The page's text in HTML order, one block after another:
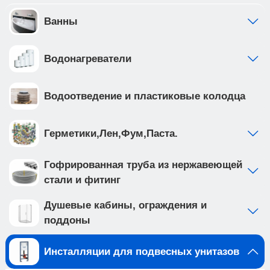
стали с антикоррозийным покрытием, что
обеспечивает надежность и долговечность
спокойствие и комфорт в вашем доме на долгие
Создайте идеальную ванную комнату с
комплектом сантехники, который включает
IB.BLA.231.1B1) и клавишу смыва INOX-C цвета
вороненая сталь, нержавеющая сталь (арт.
IB.B011.008.000 ). Подвесной унитаз с системой
смыва TORNADO выполнен из белого фарфора,
TORNADO на 20% эфективнее других смывов •
чаша с технологией антивсплеск минимизирует
возможность брызг и обеспечивает комфорт во
время использования • наноглазированное
антибактериальное покрытие унитаза
Ванны
Водонагреватели
Водоотведение и пластиковые колодца
Герметики,Лен,Фум,Паста.
Гофрированная труба из нержавеющей
стали и фитинг
Душевые кабины, ограждения и
поддоны
Инсталляции для подвесных унитазов